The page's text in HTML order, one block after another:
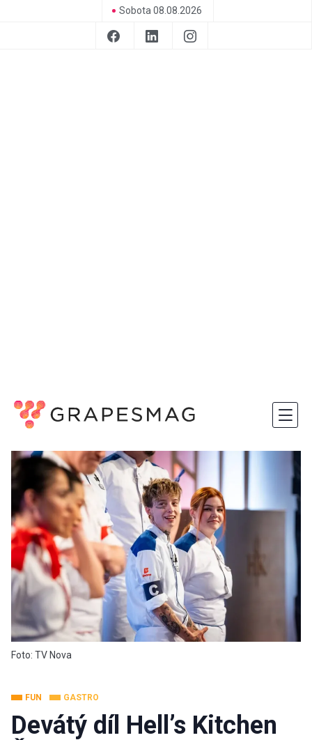
Sobota 08.08.2026
Foto: TV Nova
FUN GASTRO
Devátý díl Hell’s Kitchen